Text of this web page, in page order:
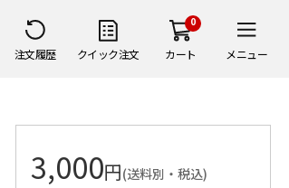
注文履歴 クイック注文
0
カート メニュー
3,000円(送料別・税込)